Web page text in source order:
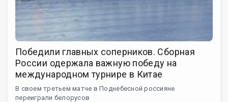
Победили главных соперников. Сборная
России одержала важную победу на
международном турнире в Китае
В своем третьем матче в Поднебесной россияне
переиграли белорусов